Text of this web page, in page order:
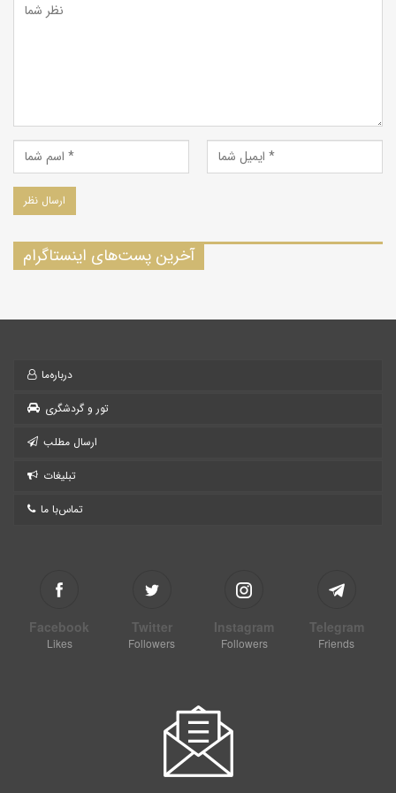
آخرین پست‌های اینستاگرام
درباره‌ما
تور و گردشگری
ارسال مطلب
تبلیغات
تماس‌با ما
Facebook
Likes
Twitter
Followers
Instagram
Followers
Telegram
Friends